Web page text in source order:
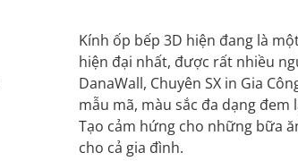
Kính ốp bếp 3D hiện đang là
hiện đại nhất, được rất nhiều
DanaWall, Chuyên SX in Gia
mẫu mã, màu sắc đa dạng
Tạo cảm hứng cho những bữa
cho cả gia đình.